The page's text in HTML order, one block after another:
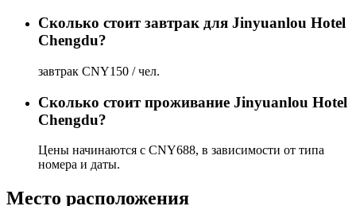
Сколько стоит завтрак для Jinyuanlou Hotel
Chengdu?
завтрак CNY150 / чел.
Сколько стоит проживаниe Jinyuanlou Hotel
Chengdu?
Цены начинаются с CNY688, в зависимости от типа
номера и даты.
Место расположения